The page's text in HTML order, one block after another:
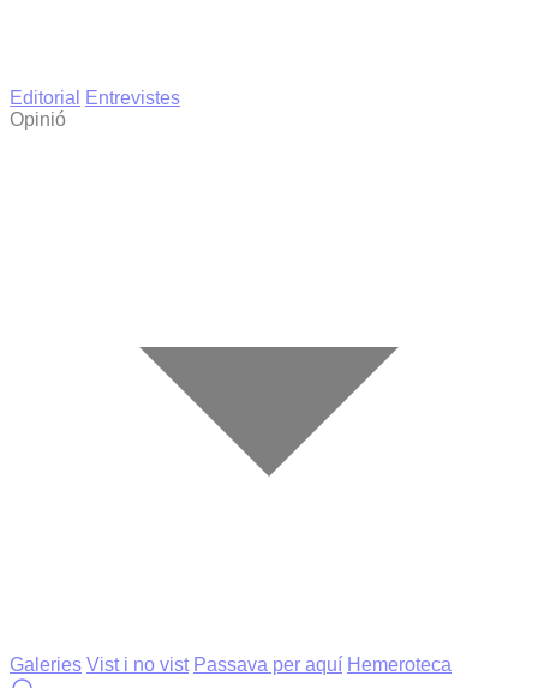
Editorial
Entrevistes
Opinió
Galeries Vist i no vist Passava per aquí Hemeroteca